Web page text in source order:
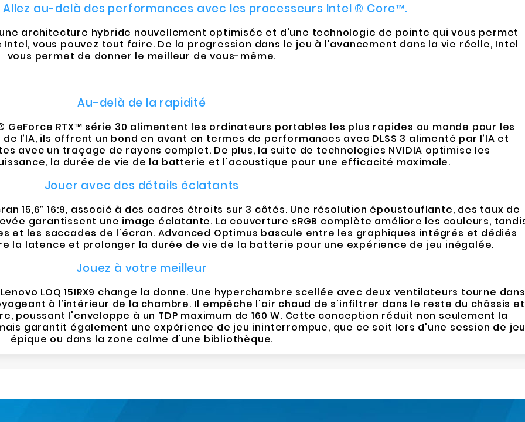
Allez au-delà des performances avec les processeurs Intel ® Core™.
architecture hybride nouvellement optimisée et d'une technologie de pointe qui vous permet
vous pouvez tout faire. De la progression dans le jeu à l'avancement dans la vie réelle, Intel
vous permet de donner le meilleur de vous-même.
Au-delà de la rapidité
GeForce RTX™ série 30 alimentent les ordinateurs portables les plus rapides au monde pour les
l’IA, ils offrent un bond en avant en termes de performances avec DLSS 3 alimenté par l’IA et
avec un traçage de rayons complet. De plus, la suite de technologies NVIDIA optimise les
la durée de vie de la batterie et l'acoustique pour une efficacité maximale.
Jouer avec des détails éclatants
15,6″ 16:9, associé à des cadres étroits sur 3 côtés. Une résolution époustouflante, des taux de
garantissent une image éclatante. La couverture sRGB complète améliore les couleurs,
et les saccades de l'écran. Advanced Optimus bascule entre les graphiques intégrés et dédiés
la latence et prolonger la durée de vie de la batterie pour une expérience de jeu inégalée.
Jouez à votre meilleur
LOQ 15IRX9 change la donne. Une hyperchambre scellée avec deux ventilateurs tourne dans
à l’intérieur de la chambre. Il empêche l'air chaud de s'infiltrer dans le reste du châssis et
poussant l'enveloppe à un TDP maximum de 160 W. Cette conception réduit non seulement la
garantit également une expérience de jeu ininterrompue, que ce soit lors d'une session de
épique ou dans la zone calme d'une bibliothèque.